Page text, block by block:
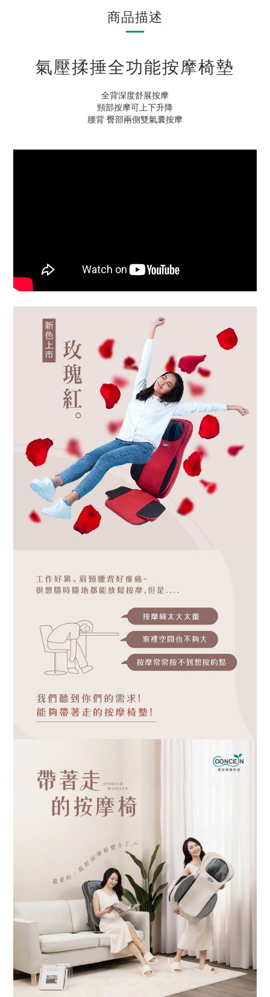
商品描述
氣壓揉捶全功能按摩椅墊
全背深度舒展按摩
頸部按摩可上下升降
腰背 臀部兩側雙氣囊按摩